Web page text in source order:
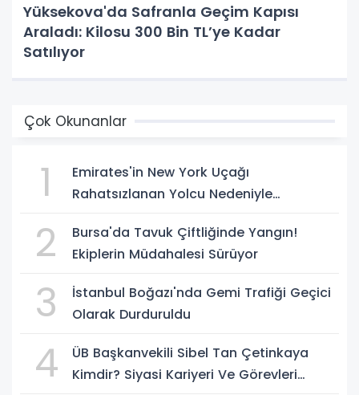
Yüksekova'da Safranla Geçim Kapısı
Araladı: Kilosu 300 Bin TL’ye Kadar
Satılıyor
Çok Okunanlar
1
Emirates'in New York Uçağı
Rahatsızlanan Yolcu Nedeniyle
2
Bursa'da Tavuk Çiftliğinde Yangın!
Ekiplerin Müdahalesi Sürüyor
3
İstanbul Boğazı'nda Gemi Trafiği Geçici
Olarak Durduruldu
4
ÜB Başkanvekili Sibel Tan Çetinkaya
Kimdir? Siyasi Kariyeri Ve Görevleri